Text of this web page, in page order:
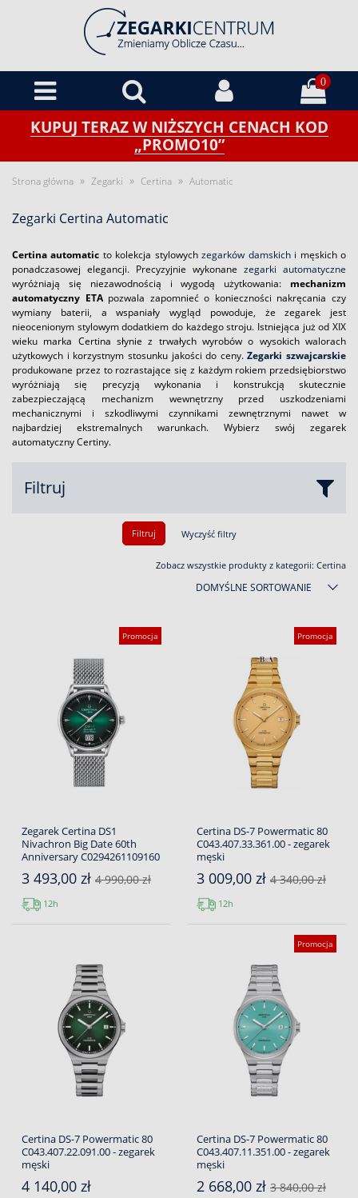
0
KUPUJ TERAZ W NIŻSZYCH CENACH KOD
„PROMO10”
Strona główna » Zegarki » Certina » Automatic
Zegarki Certina Automatic
Certina automatic to kolekcja stylowychzegarków damskichi męskich o
ponadczasowej elegancji. Precyzyjnie wykonane zegarki automatyczne
wyróżniają się niezawodnością i wygodą użytkowania: mechanizm
automatyczny ETApozwala zapomnieć o konieczności nakręcania czy
wymiany baterii, a wspaniały wygląd powoduje, że zegarek jest
nieocenionym stylowym dodatkiem do każdego stroju. Istniejąca już od XIX
wieku marka Certina słynie z trwałych wyrobów o wysokich walorach
użytkowych i korzystnym stosunku jakości do ceny. Zegarki szwajcarskie
produkowane przez to rozrastające się z każdym rokiem przedsiębiorstwo
wyróżniają się precyzją wykonania i konstrukcją skutecznie
zabezpieczającą mechanizm wewnętrzny przed uszkodzeniami
mechanicznymi i szkodliwymi czynnikami zewnętrznymi nawet w
najbardziej ekstremalnych warunkach. Wybierz swój zegarek
automatyczny Certiny.
Filtruj
Filtruj Wyczyść filtry
Zobacz wszystkie produkty z kategorii: Certina
DOMYŚLNE SORTOWANIE
Promocja
Zegarek Certina DS1
Nivachron Big Date 60th
Anniversary C0294261109160
3 493,00 zł 4 990,00 zł
12h
Promocja
Certina DS-7 Powermatic 80
C043.407.33.361.00 - zegarek
męski
3 009,00 zł 4 340,00 zł
12h
Certina DS-7 Powermatic 80
C043.407.22.091.00 - zegarek
męski
4 140,00 zł
Promocja
Certina DS-7 Powermatic 80
C043.407.11.351.00 - zegarek
męski
2 668,00 zł 3 840,00 zł